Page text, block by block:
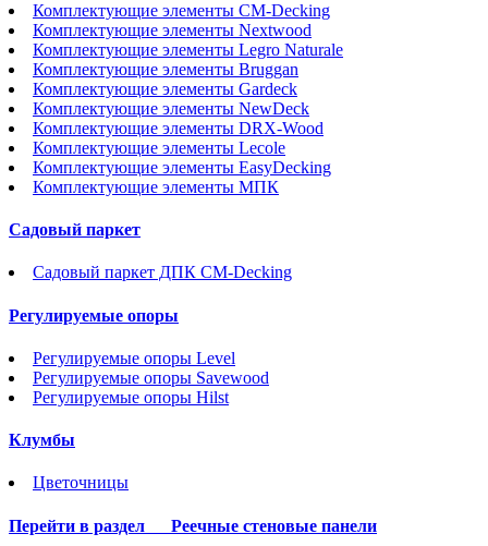
Комплектующие элементы CM-Decking
Комплектующие элементы Nextwood
Комплектующие элементы Legro Naturale
Комплектующие элементы Bruggan
Комплектующие элементы Gardeck
Комплектующие элементы NewDeck
Комплектующие элементы DRX-Wood
Комплектующие элементы Lecole
Комплектующие элементы EasyDecking
Комплектующие элементы МПК
Садовый паркет
Садовый паркет ДПК CM-Decking
Регулируемые опоры
Регулируемые опоры Level
Регулируемые опоры Savewood
Регулируемые опоры Hilst
Клумбы
Цветочницы
Перейти в раздел Реечные стеновые панели